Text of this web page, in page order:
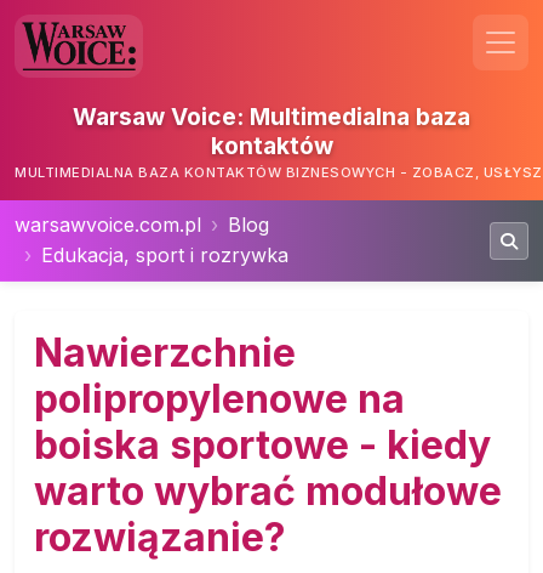
Warsaw Voice: Multimedialna baza
kontaktów
MULTIMEDIALNA BAZA KONTAKTÓW BIZNESOWYCH - ZOBACZ,
warsawvoice.com.pl
Blog
Edukacja, sport i rozrywka
Nawierzchnie
polipropylenowe na
boiska sportowe - kiedy
warto wybrać modułowe
rozwiązanie?